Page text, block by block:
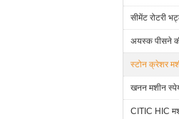
सीमेंट रोटरी
अयस्क पीसने
स्टोन क्रेशर
खनन मशीन
CITIC HIC